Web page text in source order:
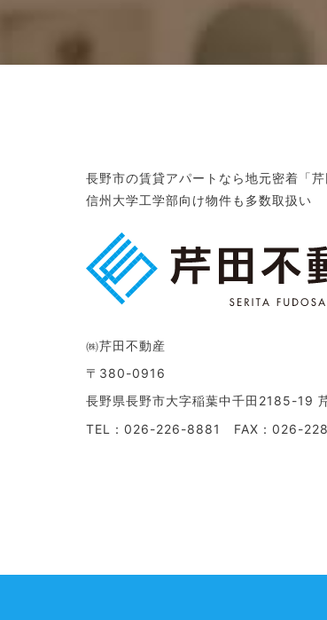
長野市の賃貸アパートなら地元密着「芹
信州大学工学部向け物件も多数取扱い
㈱芹田不動産
〒380-0916
長野県長野市大字稲葉中千田2185-19
TEL：026-226-8881 FAX：026-